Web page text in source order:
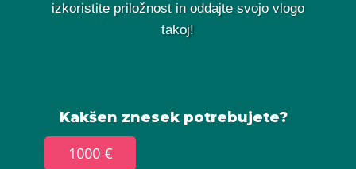
izkoristite priložnost in oddajte svojo vlogo
takoj!
Kakšen znesek potrebujete?
1000 €